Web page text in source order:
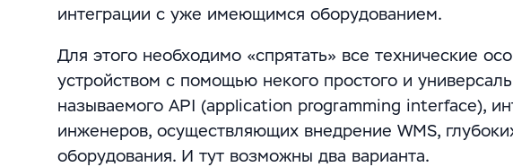
интеграции с уже имеющимся оборудованием.
Для этого необходимо «спрятать» все технические
устройством с помощью некого простого и
называемого API (application programming interface),
инженеров, осуществляющих внедрение WMS,
оборудования. И тут возможны два варианта.